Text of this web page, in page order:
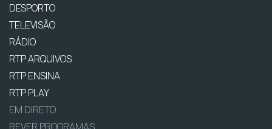
DESPORTO
TELEVISÃO
RÁDIO
RTP ARQUIVOS
RTP ENSINA
RTP PLAY
EM DIRETO